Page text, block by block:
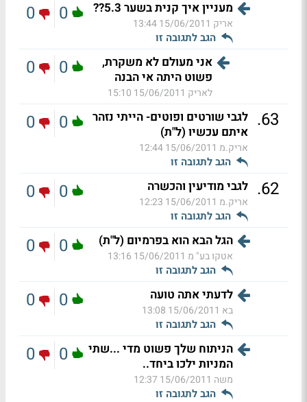
מעניין איך קנית בשער 5.3??
אריק 15/06/2011 13:44
הגב לתגובה זו
0
0
אני מעולם לא משקרת,
פשוט היתה אי הבנה
לאריק 15/06/2011 15:10
0
0
63
. לגבי שורטים ופוטים- הייתי נזהר
איתם עכשיו (ל"ת)
אריק.מ 15/06/2011 12:44
הגב לתגובה זו
0
0
62
. לגבי מודיעין והכשרה
אריק.מ 15/06/2011 12:23
הגב לתגובה זו
0
0
הגל הבא הוא בפרמיום (ל"ת)
אטקו בע" מ 15/06/2011 13:16
הגב לתגובה זו
0
0
לדעתי אתה טועה
בא 15/06/2011 13:08
הגב לתגובה זו
0
0
הניתוח שלך פשוט מדי ...שתי
המניות ילכו ביחד..
משה 15/06/2011 12:37
הגב לתגובה זו
0
0